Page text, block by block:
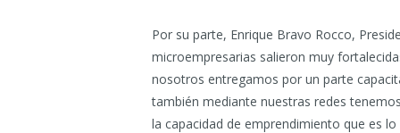
Por su parte, Enrique Bravo Rocco,
microempresarias salieron muy
nosotros entregamos por un parte
también mediante nuestras redes
la capacidad de emprendimiento que es